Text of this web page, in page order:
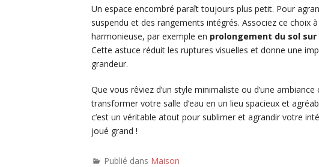
Un espace encombré paraît toujours plus petit. Pour
suspendu et des rangements intégrés. Associez ce choix
harmonieuse, par exemple en prolongement du sol sur
Cette astuce réduit les ruptures visuelles et donne une
grandeur.
Que vous rêviez d’un style minimaliste ou d’une
transformer votre salle d’eau en un lieu spacieux et
c’est un véritable atout pour sublimer et agrandir votre
joué grand !
Publié dans Maison